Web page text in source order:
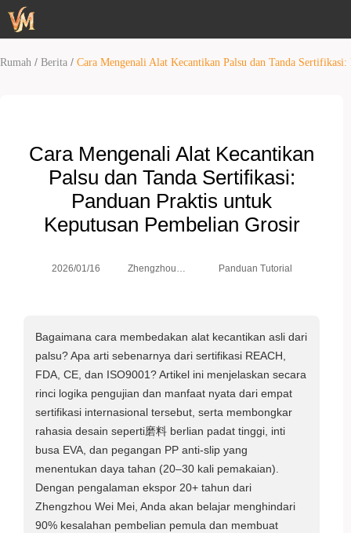
Rumah / Berita / Cara Mengenali Alat Kecantikan Palsu dan Tanda
Cara Mengenali Alat Kecantikan
Palsu dan Tanda Sertifikasi:
Panduan Praktis untuk
Keputusan Pembelian Grosir
2026/01/16
Zhengzhou
Panduan Tutorial
Bagaimana cara membedakan alat kecantikan asli dari
palsu? Apa arti sebenarnya dari sertifikasi REACH,
FDA, CE, dan ISO9001? Artikel ini menjelaskan secara
rinci logika pengujian dan manfaat nyata dari empat
sertifikasi internasional tersebut, serta membongkar
rahasia desain seperti磨料 berlian padat tinggi, inti
busa EVA, dan pegangan PP anti-slip yang
menentukan daya tahan (20–30 kali pemakaian).
Dengan pengalaman ekspor 20+ tahun dari
Zhengzhou Wei Mei, Anda akan belajar menghindari
90% kesalahan pembelian pemula dan membuat